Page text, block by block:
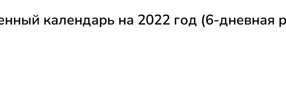
календарь на 2022 год (6-дневная